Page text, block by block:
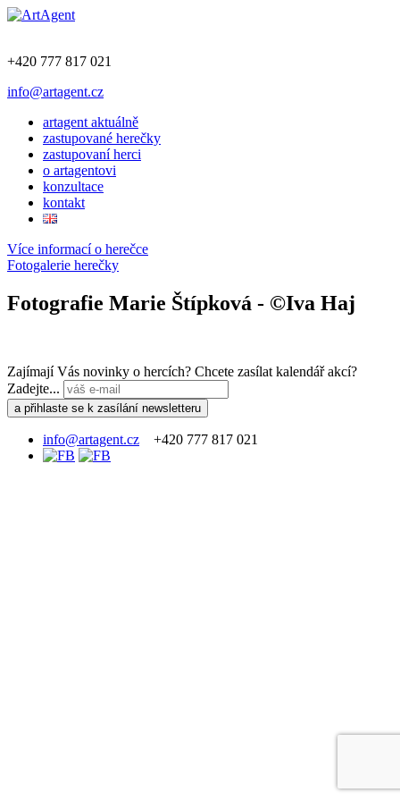
+420 777 817 021
info@artagent.cz
artagent aktuálně
zastupované herečky
zastupovaní herci
o artagentovi
konzultace
kontakt
Více informací o herečce
Fotogalerie herečky
Fotografie Marie Štípková - ©Iva Haj
Zajímají Vás novinky o hercích? Chcete zasílat kalendář akcí?
Zadejte...
info@artagent.cz +420 777 817 021